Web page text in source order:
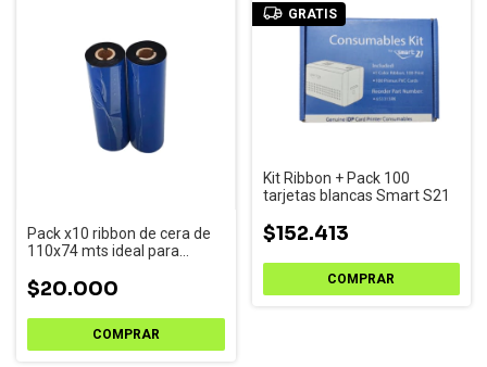
Pack x10 ribbon de cera de
110x74 mts ideal para
ilustración para Zebra
ZD220 - TSC TE200/210 -
Godex GE300
$20.000
GRATIS
Kit Ribbon + Pack 100
tarjetas blancas Smart S21
$152.413